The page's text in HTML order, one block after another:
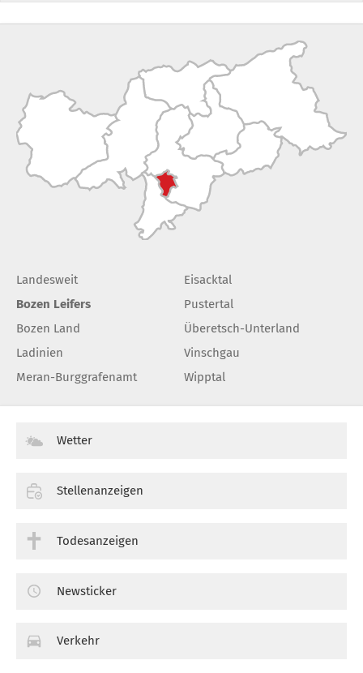
Landesweit
Bozen Leifers
Bozen Land
Ladinien
Meran-Burggrafenamt
Eisacktal
Pustertal
Überetsch-Unterland
Vinschgau
Wipptal
Wetter
Stellenanzeigen
Todesanzeigen
Newsticker
Verkehr